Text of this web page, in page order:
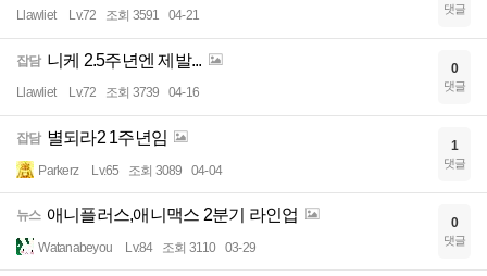
Llawliet Lv.72 조회 3591 04-21 댓글
잡담 니케 2.5주년엔 제발...
Llawliet Lv.72 조회 3739 04-16
0
댓글
잡담 별되라2 1주년임
Parkerz Lv.65 조회 3089 04-04
1
댓글
뉴스 애니플러스,애니맥스 2분기 라인업
Watanabeyou Lv.84 조회 3110 03-29
0
댓글